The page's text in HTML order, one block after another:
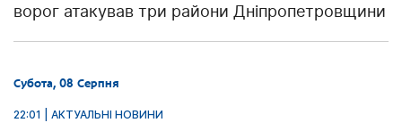
ворог атакував три райони Дніпропетровщини
Субота, 08 Серпня
22:01 | АКТУАЛЬНІ НОВИНИ